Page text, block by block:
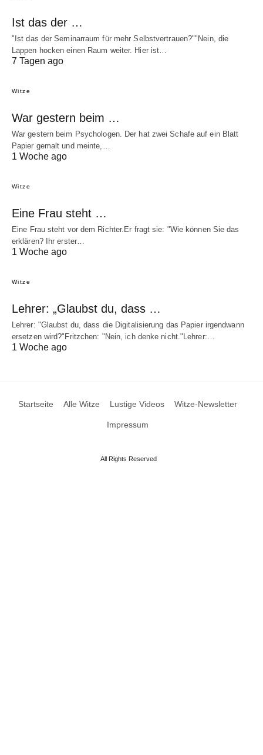
Ist das der …
"Ist das der Seminarraum für mehr Selbstvertrauen?""Nein, die
Lappen hocken einen Raum weiter. Hier ist…
7 Tagen ago
Witze
War gestern beim …
War gestern beim Psychologen. Der hat zwei Schafe auf ein Blatt
Papier gemalt und meinte,…
1 Woche ago
Witze
Eine Frau steht …
Eine Frau steht vor dem Richter.Er fragt sie: "Wie können Sie das
erklären? Ihr erster…
1 Woche ago
Witze
Lehrer: „Glaubst du, dass …
Lehrer: "Glaubst du, dass die Digitalisierung das Papier irgendwann
ersetzen wird?"Fritzchen: "Nein, ich denke nicht."Lehrer:…
1 Woche ago
Startseite Alle Witze Lustige Videos Witze-Newsletter
Impressum
All Rights Reserved